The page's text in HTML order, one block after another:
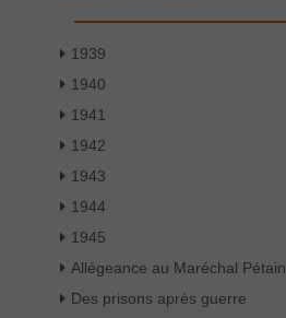
1939
1940
1941
1942
1943
1944
1945
Allégeance au Maréchal Pétain
Des prisons après guerre